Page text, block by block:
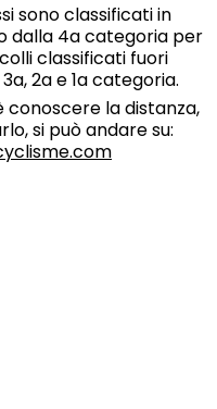
sono classificati in
dalla 4a categoria per
classificati fuori
2a e 1a categoria.
la distanza,
si può andare su: